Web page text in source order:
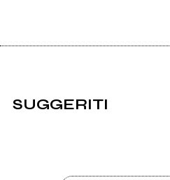
SUGGERITI